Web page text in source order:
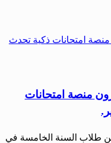
منصة امتحانات
طلاب السنة الخامسة في